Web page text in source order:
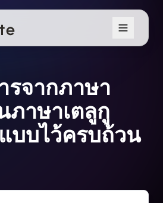
รจากภาษา
ภาษาเตลูกู
บบไว้ครบถ้วน